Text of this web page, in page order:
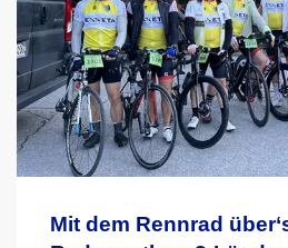
Mit dem Rennrad